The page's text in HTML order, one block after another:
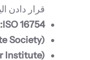
قرار دادن
ISO 16754:
Society):
Institute):